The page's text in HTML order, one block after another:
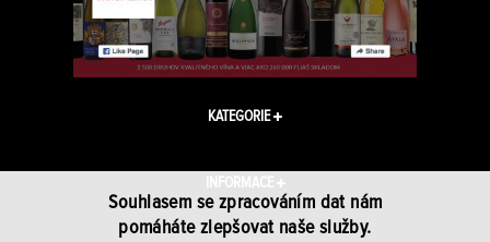
KATEGORIE
INFORMACE
Souhlasem se zpracováním dat nám
pomáháte zlepšovat naše služby.